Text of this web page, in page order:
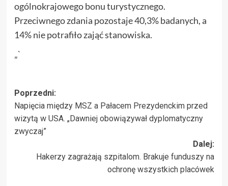
ogólnokrajowego bonu turystycznego.
Przeciwnego zdania pozostaje 40,3% badanych, a
14% nie potrafiło zająć stanowiska.
„`
Zobacz
wpisy
Poprzedni:
Napięcia między MSZ a Pałacem Prezydenckim przed
wizytą w USA. „Dawniej obowiązywał dyplomatyczny
zwyczaj”
Dalej:
Hakerzy zagrażają szpitalom. Brakuje funduszy na
ochronę wszystkich placówek